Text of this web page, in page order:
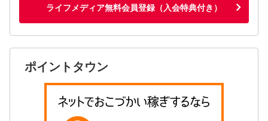
ライフメディア無料会員登録（入会特典付き）
ポイントタウン